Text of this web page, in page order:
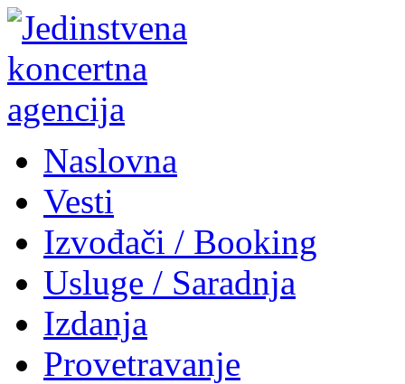
Naslovna
Vesti
Izvođači / Booking
Usluge / Saradnja
Izdanja
Provetravanje